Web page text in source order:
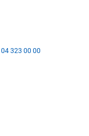
04 323 00 00